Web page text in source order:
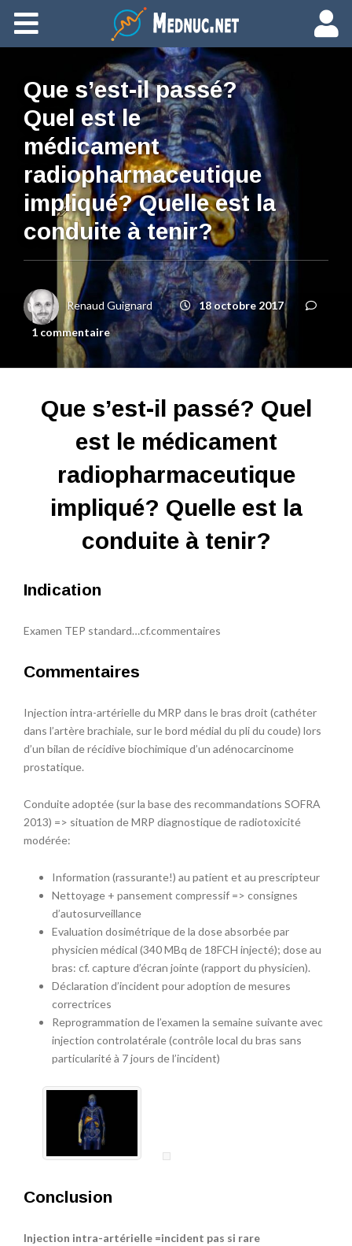
Ajouter du contenu
Que s’est-il passé?
Quel est le
médicament
radiopharmaceutique
impliqué? Quelle est la
conduite à tenir?
Renaud Guignard
18 octobre 2017
1 commentaire
Que s’est-il passé? Quel
est le médicament
radiopharmaceutique
impliqué? Quelle est la
conduite à tenir?
Indication
Examen TEP standard…cf.commentaires
Commentaires
Injection intra-artérielle du MRP dans le bras droit (cathéter
dans l’artère brachiale, sur le bord médial du pli du coude) lors
d’un bilan de récidive biochimique d’un adénocarcinome
prostatique.
Conduite adoptée (sur la base des recommandations SOFRA
2013) => situation de MRP diagnostique de radiotoxicité
modérée:
Information (rassurante!) au patient et au prescripteur
Nettoyage + pansement compressif => consignes
d’autosurveillance
Evaluation dosimétrique de la dose absorbée par
physicien médical (340 MBq de 18FCH injecté); dose au
bras: cf. capture d’écran jointe (rapport du physicien).
Déclaration d’incident pour adoption de mesures
correctrices
Reprogrammation de l’examen la semaine suivante avec
injection controlatérale (contrôle local du bras sans
particularité à 7 jours de l’incident)
Conclusion
Injection intra-artérielle =incident pas si rare